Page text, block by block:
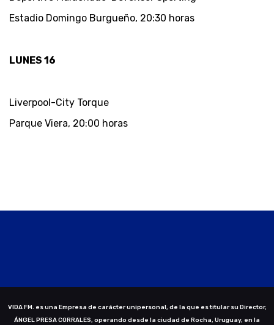
Estadio Domingo Burgueño, 20:30 horas
LUNES 16
Liverpool-City Torque
Parque Viera, 20:00 horas
VIDA FM. es una Empresa de carácter unipersonal, de la que es titular su Director,
ÁNGEL PRESA CORRALES, operando desde la ciudad de Rocha, Uruguay, en la